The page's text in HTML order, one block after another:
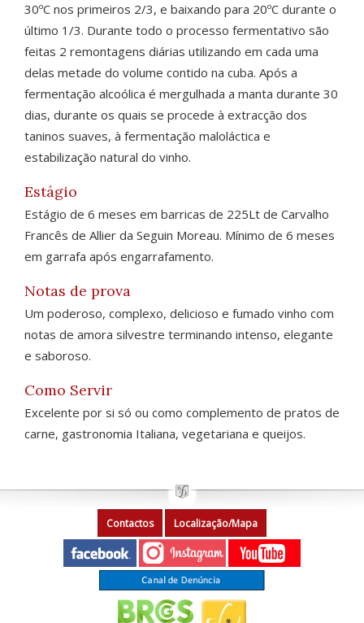
30ºC nos primeiros 2/3, e baixando para 20ºC durante o
último 1/3. Durante todo o processo fermentativo são
feitas 2 remontagens diárias utilizando em cada uma
delas metade do volume contido na cuba. Após a
fermentação alcoólica é mergulhada a manta durante 30
dias, durante os quais se procede à extracção dos
taninos suaves, à fermentação maloláctica e
estabilização natural do vinho.
Estágio
Estágio de 6 meses em barricas de 225Lt de Carvalho
Francês de Allier da Seguin Moreau. Mínimo de 6 meses
em garrafa após engarrafamento.
Notas de prova
Um poderoso, complexo, delicioso e fumado vinho com
notas de amora silvestre terminando intenso, elegante
e saboroso.
Como Servir
Excelente por si só ou como complemento de pratos de
carne, gastronomia Italiana, vegetariana e queijos.
Contactos Localização/Mapa